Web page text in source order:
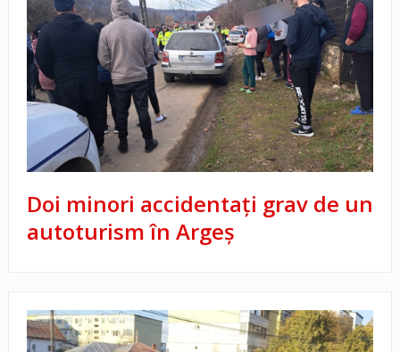
Doi minori accidentați grav de un
autoturism în Argeș